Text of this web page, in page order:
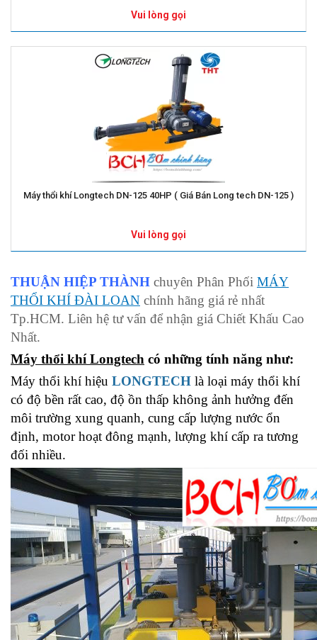
Vui lòng gọi
Máy thổi khí Longtech DN-125 40HP ( Giá Bán Long tech DN-125 )
Vui lòng gọi
THUẬN HIỆP THÀNH chuyên Phân Phối MÁY
THỔI KHÍ ĐÀI LOAN chính hãng giá rẻ nhất
Tp.HCM. Liên hệ tư vấn để nhận giá Chiết Khấu Cao
Nhất.
Máy thổi khí Longtech có những tính năng như:
Máy thổi khí hiệu LONGTECH là loại máy thổi khí
có độ bền rất cao, độ ồn thấp không ảnh hưởng đến
môi trường xung quanh, cung cấp lượng nước ổn
định, motor hoạt đông mạnh, lượng khí cấp ra tương
đối nhiều.